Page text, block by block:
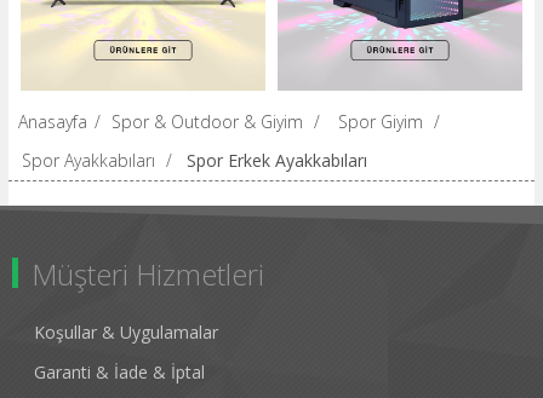
Anasayfa / Spor & Outdoor & Giyim / Spor Giyim /
Spor Ayakkabıları / Spor Erkek Ayakkabıları
Müşteri Hizmetleri
Koşullar & Uygulamalar
Garanti & İade & İptal